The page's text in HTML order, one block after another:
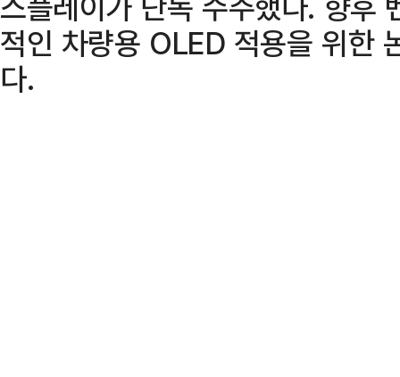
적인 차량용 OLED 적용을 위한
다.